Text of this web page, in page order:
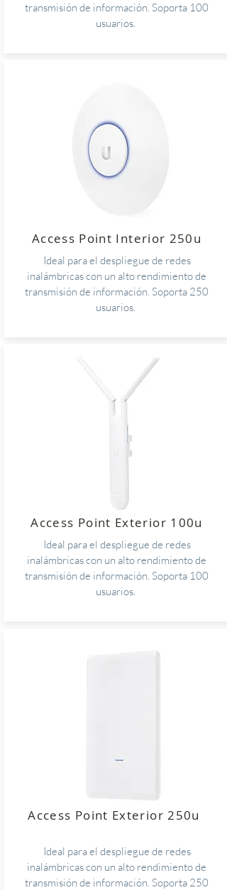
transmisión de información. Soporta 100
usuarios.
Access Point Interior 250u
Ideal para el despliegue de redes
inalámbricas con un alto rendimiento de
transmisión de información. Soporta 250
usuarios.
Access Point Exterior 100u
Ideal para el despliegue de redes
inalámbricas con un alto rendimiento de
transmisión de información. Soporta 100
usuarios.
Access Point Exterior 250u
Ideal para el despliegue de redes
inalámbricas con un alto rendimiento de
transmisión de información. Soporta 250